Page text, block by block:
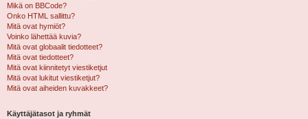
Mikä on BBCode?
Onko HTML sallittu?
Mitä ovat hymiöt?
Voinko lähettää kuvia?
Mitä ovat globaalit tiedotteet?
Mitä ovat tiedotteet?
Mitä ovat kiinnitetyt viestiketjut
Mitä ovat lukitut viestiketjut?
Mitä ovat aiheiden kuvakkeet?
Käyttäjätasot ja ryhmät